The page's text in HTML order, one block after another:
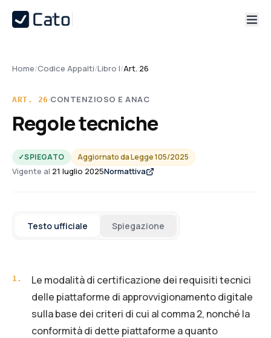
Home/Codice Appalti/Libro I/Art. 26
ART. 26 ·CONTENZIOSO E ANAC
Regole tecniche
✓SPIEGATO Aggiornato daLegge 105/2025
Vigente al 21 luglio 2025Normattiva
Testo ufficiale Spiegazione
1.
Le modalità di certificazione dei requisiti tecnici
delle piattaforme di approvvigionamento digitale
sulla base dei criteri di cui al comma 2, nonché la
conformità di dette piattaforme a quanto